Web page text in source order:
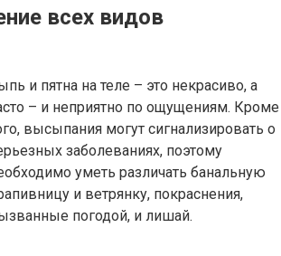
всех видов
и пятна на теле – это некрасиво, а
– и неприятно по ощущениям. Кроме
высыпания могут сигнализировать о
заболеваниях, поэтому
уметь различать банальную
и ветрянку, покраснения,
погодой, и лишай.